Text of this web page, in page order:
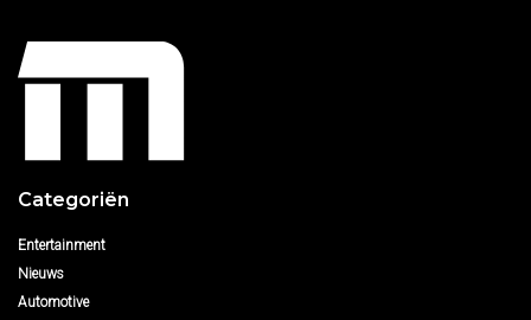
Categoriën
Entertainment
Nieuws
Automotive